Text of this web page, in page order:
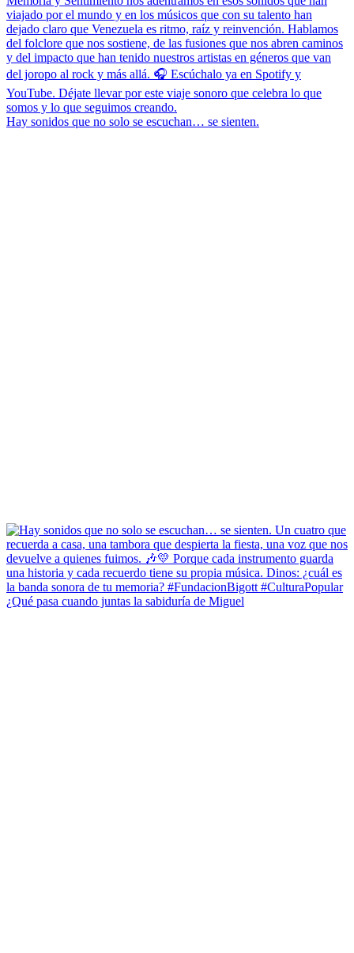
Hay sonidos que no solo se escuchan… se sienten.
¿Qué pasa cuando juntas la sabiduría de Miguel